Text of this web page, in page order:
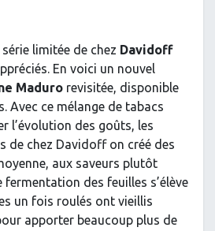
limitée de chez Davidoff
En voici un nouvel
Maduro revisitée, disponible
Avec ce mélange de tabacs
l’évolution des goûts, les
de chez Davidoff on créé des
aux saveurs plutôt
fermentation des feuilles s’élève
un fois roulés ont vieillis
apporter beaucoup plus de